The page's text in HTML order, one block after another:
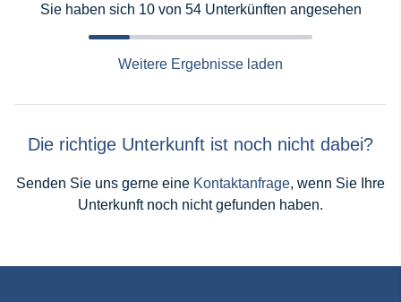
Sie haben sich 10 von 54 Unterkünften angesehen
Weitere Ergebnisse laden
Die richtige Unterkunft ist noch nicht dabei?
Senden Sie uns gerne eine Kontaktanfrage, wenn Sie Ihre
Unterkunft noch nicht gefunden haben.